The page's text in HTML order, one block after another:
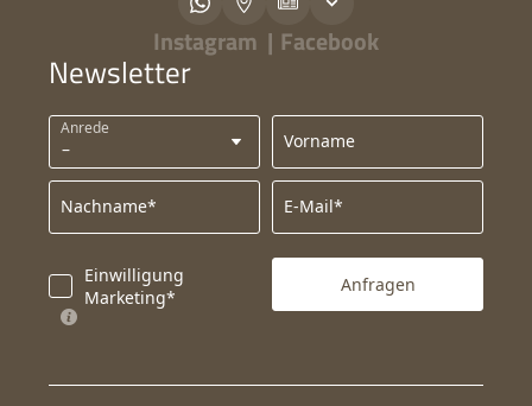
Instagram | Facebook
Newsletter
Anrede
Vorname
Nachname* E-Mail*
Einwilligung
Marketing*
Anfragen